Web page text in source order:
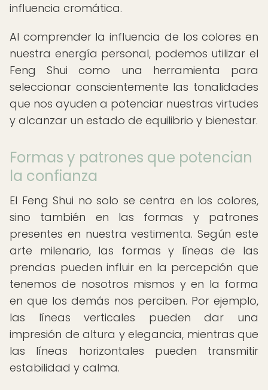
influencia cromática.
Al comprender la influencia de los colores en
nuestra energía personal, podemos utilizar el
Feng Shui como una herramienta para
seleccionar conscientemente las tonalidades
que nos ayuden a potenciar nuestras virtudes
y alcanzar un estado de equilibrio y bienestar.
Formas y patrones que potencian
la confianza
El Feng Shui no solo se centra en los colores,
sino también en las formas y patrones
presentes en nuestra vestimenta. Según este
arte milenario, las formas y líneas de las
prendas pueden influir en la percepción que
tenemos de nosotros mismos y en la forma
en que los demás nos perciben. Por ejemplo,
las líneas verticales pueden dar una
impresión de altura y elegancia, mientras que
las líneas horizontales pueden transmitir
estabilidad y calma.